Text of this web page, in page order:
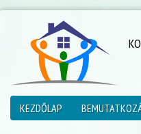
KEZDŐLAP